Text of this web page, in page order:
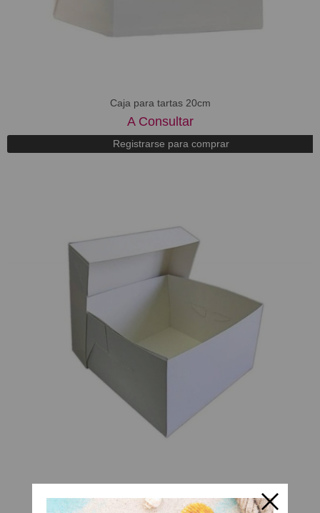
​Caja para tartas 20cm
A Consultar
Registrarse para comprar